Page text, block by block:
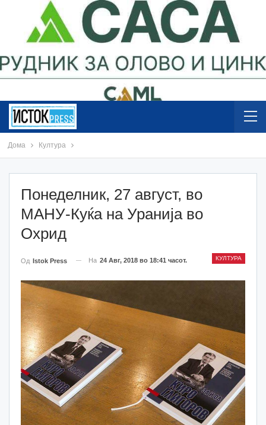
Дома Култура
Понеделник, 27 август, во
МАНУ-Куќа на Уранија во
Охрид
КУЛТУРА
Од Istok Press На 24 Авг, 2018 во 18:41 часот.